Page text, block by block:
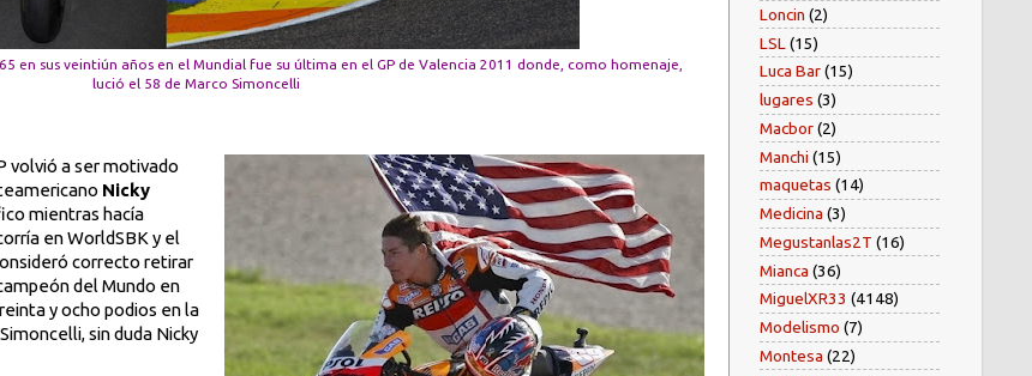
en sus veintiún años en el Mundial fue su última en el GP de Valencia 2011 donde, como homenaje,
lució el 58 de Marco Simoncelli
volvió a ser motivado
Nicky
mientras hacía
en WorldSBK y el
correcto retirar
del Mundo en
y ocho podios en la
sin duda Nicky
Loncin (2)
LSL (15)
Luca Bar(15)
lugares (3)
Macbor(2)
Manchi (15)
maquetas (14)
Medicina (3)
Megustanlas2T (16)
Mianca (36)
MiguelXR33 (4148)
Modelismo (7)
Montesa (22)